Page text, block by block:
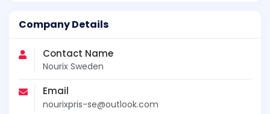
Company Details
Contact Name
Nourix Sweden
Email
nourixpris-se@outlook.com